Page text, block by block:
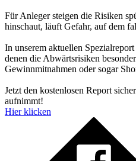
Für Anleger steigen die Risiken
hinschaut, läuft Gefahr, auf dem
In unserem aktuellen
denen die Abwärtsrisiken
Gewinnmitnahmen oder sogar
Jetzt den kostenlosen Report
aufnimmt!
Hier klicken